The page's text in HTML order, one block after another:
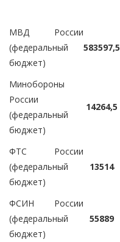
МВД России
(федеральный
бюджет)
583597,5
Минобороны
России
(федеральный
бюджет)
14264,5
ФТС России
(федеральный
бюджет)
13514
ФСИН России
(федеральный
бюджет)
55889